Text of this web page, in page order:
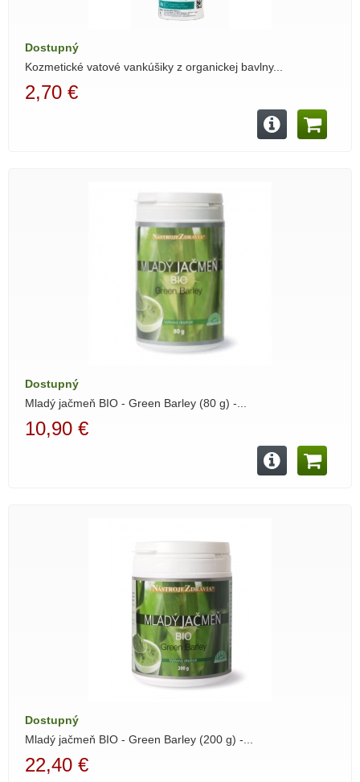
Dostupný
Kozmetické vatové vankúšiky z organickej bavlny...
2,70 €
Dostupný
Mladý jačmeň BIO - Green Barley (80 g) -...
10,90 €
Dostupný
Mladý jačmeň BIO - Green Barley (200 g) -...
22,40 €